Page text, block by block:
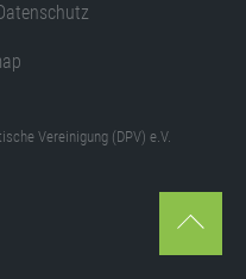
Vereinigung (DPV) e.V.